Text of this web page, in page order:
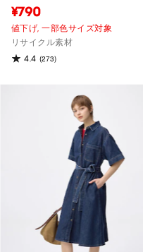
¥790
値下げ,一部色サイズ対象
リサイクル素材
4.4 (273)